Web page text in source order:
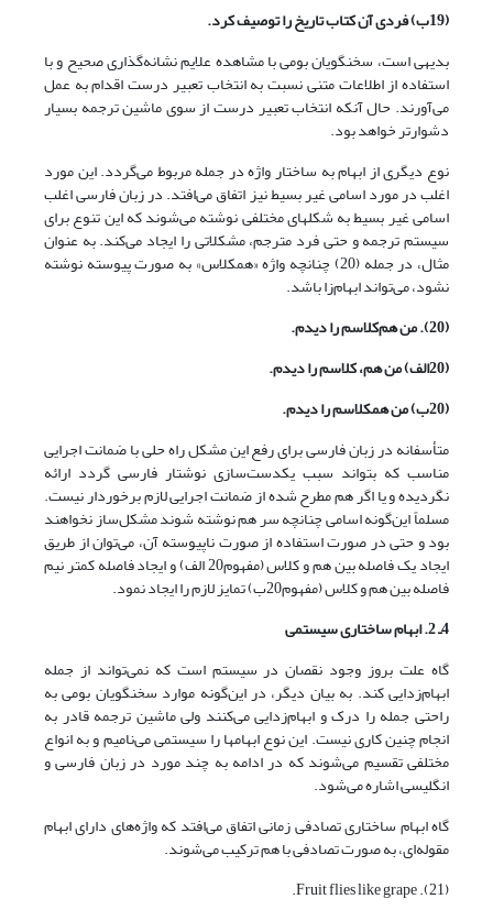
(19ب) فردی آن کتاب تاریخ را توصیف کرد.
بدیهی است، سخنگویان بومی با مشاهده علایم نشانه‌گذاری صحیح و با
استفاده از اطلاعات متنی نسبت به انتخاب تعبیر درست اقدام به عمل
می‌آورند. حال آنکه انتخاب تعبیر درست از سوی ماشین ترجمه بسیار
دشوارتر خواهد بود.
نوع دیگری از ابهام به ساختار واژه در جمله مربوط می‌گردد. این مورد
اغلب در مورد اسامی غیر بسیط نیز اتفاق می‌افتد. در زبان فارسی اغلب
اسامی غیر بسیط به شکلهای مختلفی نوشته می‌شوند که این تنوع برای
سیستم ترجمه و حتی فرد مترجم، مشکلاتی را ایجاد می‌کند. به عنوان
مثال، در جمله (20) چنانچه واژه «همکلاس» به صورت پیوسته نوشته
نشود، می‌تواند ابهام‌زا باشد.
(20). من هم‌کلاسم را دیدم.
(20الف) من هم، کلاسم را دیدم.
(20ب) من همکلاسم را دیدم.
متأسفانه در زبان فارسی برای رفع این مشکل راه حلی با ضمانت اجرایی
مناسب که بتواند سبب یکدست‌سازی نوشتار فارسی گردد ارائه
نگردیده و یا اگر هم مطرح شده از ضمانت اجرایی لازم برخوردار نیست.
مسلماً این‌گونه اسامی چنانچه سر هم نوشته شوند مشکل‌ساز نخواهند
بود و حتی در صورت استفاده از صورت ناپیوسته آن، می‌توان از طریق
ایجاد یک فاصله بین هم و کلاس (مفهوم20 الف) و ایجاد فاصله کمتر نیم
فاصله بین هم و کلاس (مفهوم20ب) تمایز لازم را ایجاد نمود.
4ـ 2. ابهام ساختاری سیستمی
گاه علت بروز وجود نقصان در سیستم است که نمی‌تواند از جمله
ابهام‌زدایی کند. به بیان دیگر، در این‌گونه موارد سخنگویان بومی به
راحتی جمله را درک و ابهام‌زدایی می‌کنند ولی ماشین ترجمه قادر به
انجام چنین کاری نیست. این نوع ابهامها را سیستمی می‌نامیم و به انواع
مختلفی تقسیم می‌شوند که در ادامه به چند مورد در زبان فارسی و
انگلیسی اشاره می‌شود.
گاه ابهام ساختاری تصادفی زمانی اتفاق می‌افتد که واژه‌های دارای ابهام
مقوله‌ای، به صورت تصادفی با هم ترکیب می‌شوند.
(21). Fruit flies like grape.